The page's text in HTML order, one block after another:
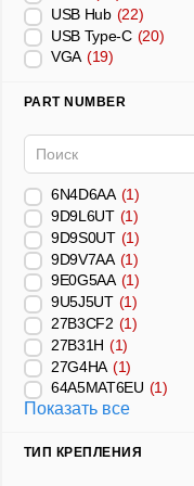
USB Hub (22)
USB Type-C (20)
VGA (19)
PART NUMBER
6N4D6AA (1)
9D9L6UT (1)
9D9S0UT (1)
9D9V7AA (1)
9E0G5AA (1)
9U5J5UT (1)
27B3CF2 (1)
27B31H (1)
27G4HA (1)
64A5MAT6EU (1)
Показать все
ТИП КРЕПЛЕНИЯ